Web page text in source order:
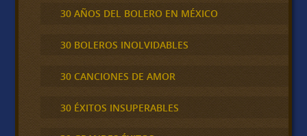
30 AÑOS DEL BOLERO EN MÉXICO
30 BOLEROS INOLVIDABLES
30 CANCIONES DE AMOR
30 ÉXITOS INSUPERABLES